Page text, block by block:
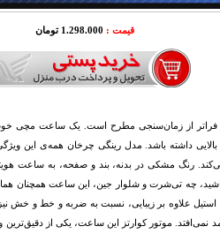
قیمت : 1.298.000 تومان
از زمان‌سنجی مطرح است. یک ساعت مچی خوب
بالایی داشته باشد. مدل رینگی چرخان همه‌ی این
رنگ مشکی در بدنه، بند و صفحه، به ساعت
چه تی‌شرت و شلوار جین، این ساعت همچنان
استیل علاوه بر زیبایی، نسبت به ضربه و خط و
موتور کوارتز این ساعت، یکی از